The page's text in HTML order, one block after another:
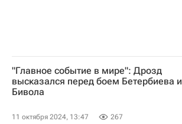
Александр Усик
Джон Руис
Константин (Костя) Цзю
"Главное событие в мире": Дрозд
высказался перед боем Бетербиева и
Бивола
11 октября 2024, 13:47 267